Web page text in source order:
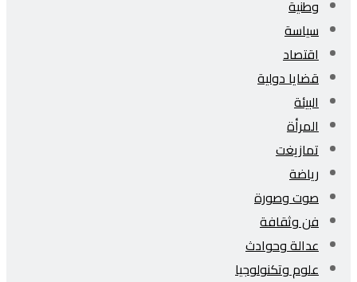
وطنية
سياسة
اقتصاد
قضايا دولية
البيئة
المرأة
تمازيغت
رياضة
صوت وصورة
فن وثقافة
عدالة وحوادث
علوم وتكنولوجيا